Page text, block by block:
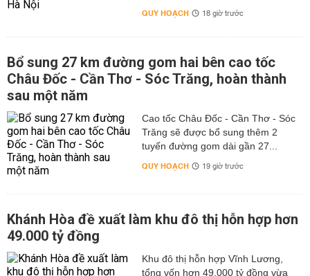
QUY HOẠCH 18 giờ trước
Bổ sung 27 km đường gom hai bên cao tốc
Châu Đốc - Cần Thơ - Sóc Trăng, hoàn thành
sau một năm
Cao tốc Châu Đốc - Cần Thơ - Sóc
Trăng sẽ được bổ sung thêm 2
tuyến đường gom dài gần 27...
QUY HOẠCH 19 giờ trước
Khánh Hòa đề xuất làm khu đô thị hỗn hợp hơn
49.000 tỷ đồng
Khu đô thị hỗn hợp Vĩnh Lương,
tổng vốn hơn 49.000 tỷ đồng vừa